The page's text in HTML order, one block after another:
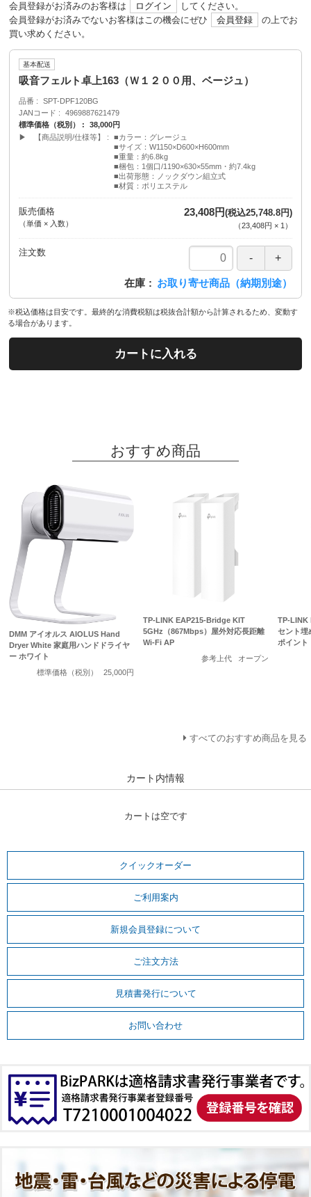
会員登録がお済みのお客様は
ログイン
してください。
会員登録がお済みでないお客様はこの機会にぜひ
会員登録
の上でお
買い求めください。
基本配送
吸音フェルト卓上163（Ｗ１２００用、ベージュ）
品番
SPT-DPF120BG
JANコード
4969887621479
標準価格（税別）
38,000円
▶ 【商品説明/仕様等】
■カラー：グレージュ
■サイズ：W1150×D600×H600mm
■重量：約6.8kg
■梱包：1個口/1190×630×55mm・約7.4kg
■出荷形態：ノックダウン組立式
■材質：ポリエステル
販売価格
（単価 × 入数）
23,408円(税込25,748.8円)
（23,408円 × 1 ）
注文数
在庫 お取り寄せ商品（納期別途）
※税込価格は目安です。最終的な消費税額は税抜合計額から計算されるため、変動す
る場合があります。
カートに入れる
おすすめ商品
DMM アイオルス AIOLUS Hand
Dryer White 家庭用ハンドドライヤ
ー ホワイト
標準価格（税別）
25,000円
TP-LINK EAP215-Bridge KIT
5GHz（867Mbps）屋外対応長距離
Wi-Fi AP
参考上代
オープン
TP-LINK
セント埋
ポイント
すべてのおすすめ商品を見る
カート内情報
カートは空です
クイックオーダー
ご利用案内
新規会員登録について
ご注文方法
見積書発行について
お問い合わせ